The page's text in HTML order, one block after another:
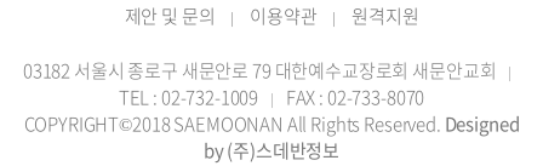
제안 및 문의 | 이용약관 | 원격지원
03182 서울시 종로구 새문안로 79 대한예수교장로회 새문안교회 |
TEL : 02-732-1009 |
FAX : 02-733-8070
COPYRIGHT©2018 SAEMOONAN All Rights Reserved. Designed
by (주)스데반정보